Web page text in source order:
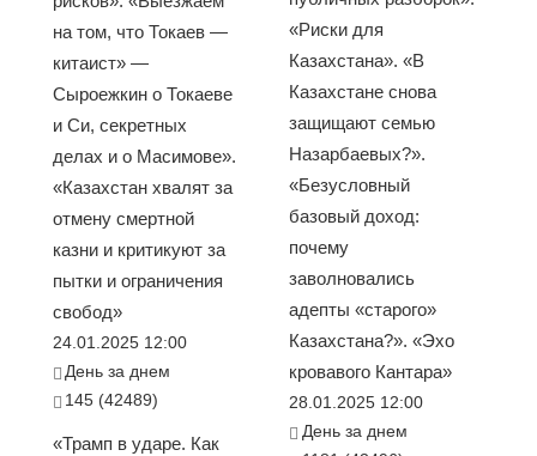
на том, что Токаев —
китаист» —
Сыроежкин о Токаеве
и Си, секретных
делах и о Масимове».
«Казахстан хвалят за
отмену смертной
казни и критикуют за
пытки и ограничения
свобод»
24.01.2025 12:00
День за днем
145 (42489)
«Трамп в ударе. Как
«Риски для
Казахстана». «В
Казахстане снова
защищают семью
Назарбаевых?».
«Безусловный
базовый доход:
почему
заволновались
адепты «старого»
Казахстана?». «Эхо
кровавого Кантара»
28.01.2025 12:00
День за днем